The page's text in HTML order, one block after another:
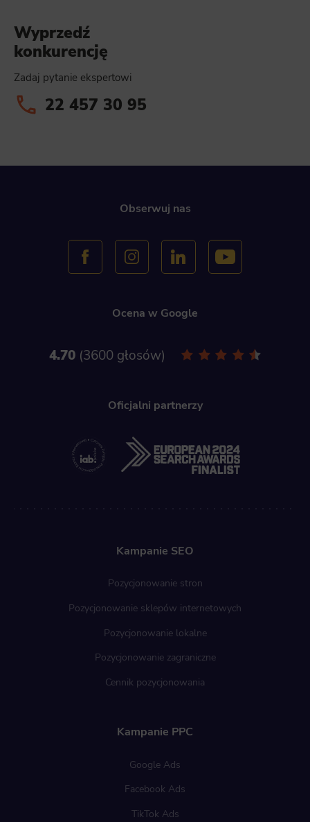
Wyprzedź
konkurencję
Zadaj pytanie ekspertowi
22 457 30 95
Obserwuj nas
Ocena w Google
4.70 3600 głosów
Oficjalni partnerzy
Kampanie SEO
Pozycjonowanie stron
Pozycjonowanie sklepów internetowych
Pozycjonowanie lokalne
Pozycjonowanie zagraniczne
Cennik pozycjonowania
Kampanie PPC
Google Ads
Facebook Ads
TikTok Ads